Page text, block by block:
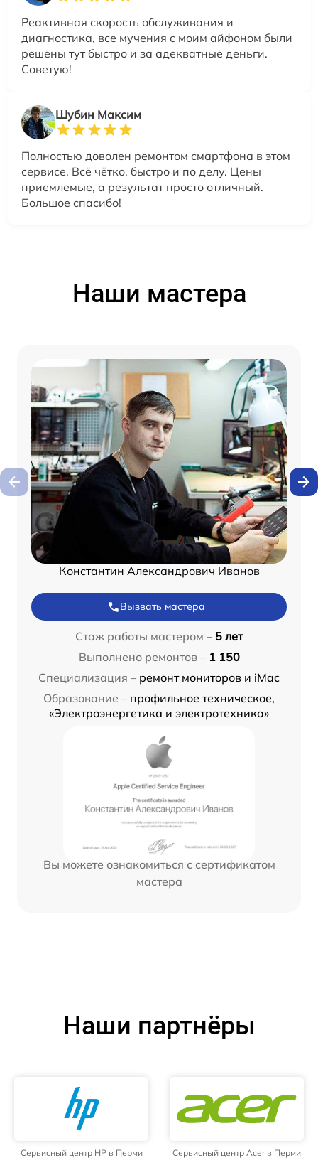
Реактивная скорость обслуживания и
диагностика, все мучения с моим айфоном были
решены тут быстро и за адекватные деньги.
Советую!
Шубин Максим
Полностью доволен ремонтом смартфона в этом
сервисе. Всё чётко, быстро и по делу. Цены
приемлемые, а результат просто отличный.
Большое спасибо!
Наши мастера
Константин Александрович Иванов
Вызвать мастера
Стаж работы мастером – 5 лет
Выполнено ремонтов – 1 150
Специализация – ремонт мониторов и iMac
Образование – профильное техническое,
«Электроэнергетика и электротехника»
Вы можете ознакомиться с сертификатом
мастера
Наши партнёры
Сервисный центр HP в Перми Сервисный центр Acer в Перми